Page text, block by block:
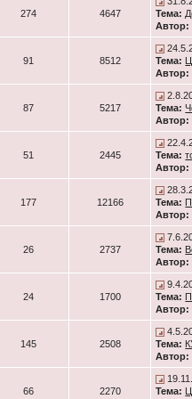
274 4647
Тема:
Автор:
91 8512
Тема:
Автор:
87 5217
Тема:
Автор:
51 2445
Тема:
Автор:
177 12166
Тема:
Автор:
26 2737
Тема:
Автор:
24 1700
Тема:
Автор:
145 2508
Тема:
Автор:
66 2270
Тема: